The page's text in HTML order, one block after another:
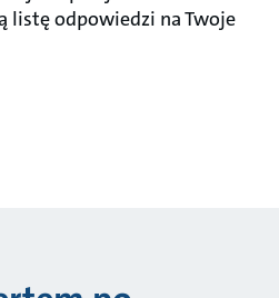
listę odpowiedzi na Twoje